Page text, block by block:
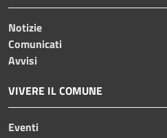
Notizie
Comunicati
Avvisi
VIVERE IL COMUNE
Eventi